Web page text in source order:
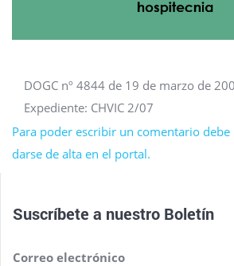
DOGC nº 4844 de 19 de marzo de
Expediente: CHVIC 2/07
Para poder escribir un comentario
darse de alta en el portal.
Suscríbete a nuestro Boletín
Correo electrónico